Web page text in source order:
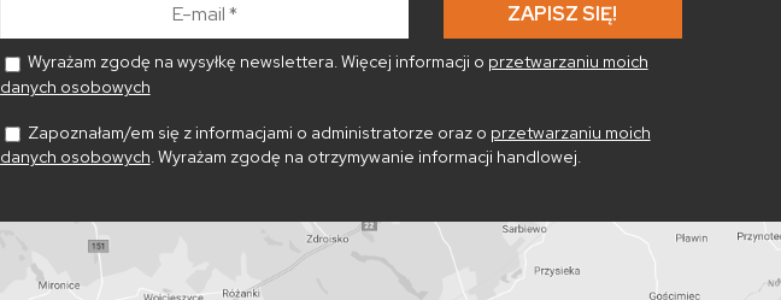
Wyrażam zgodę na wysyłkę newslettera. Więcej informacji o przetwarzaniu moich
danych osobowych
Zapoznałam/em się z informacjami o administratorze oraz o przetwarzaniu moich
danych osobowych . Wyrażam zgodę na otrzymywanie informacji handlowej.